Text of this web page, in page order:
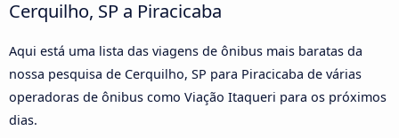
Cerquilho, SP a Piracicaba
Aqui está uma lista das viagens de ônibus mais baratas da
nossa pesquisa de Cerquilho, SP para Piracicaba de várias
operadoras de ônibus como Viação Itaqueri para os próximos
dias.